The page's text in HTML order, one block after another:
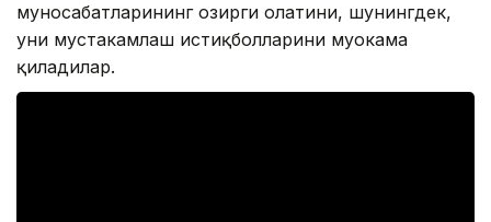
муносабатларининг ҳозирги ҳолатини, шунингдек,
уни мустаҳкамлаш истиқболларини муҳокама
қиладилар.